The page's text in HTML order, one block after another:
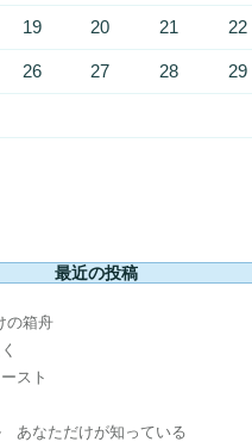
19 20 21 22
26 27 28 29
最近の投稿
の箱舟
スト
あなただけが知っている